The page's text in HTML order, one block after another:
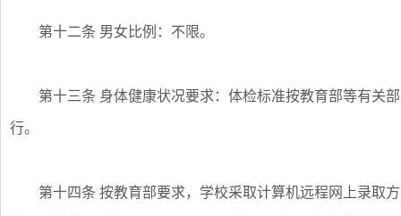
第十二条 男女比例：不限。
第十三条 身体健康状况要求：体检标准按教育部等有关部
行。
第十四条 按教育部要求，学校采取计算机远程网上录取方